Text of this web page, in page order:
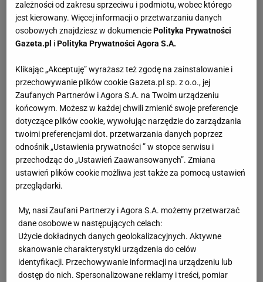
Zobacz wideoDlaczego Iga Świątek nie mogła grać?
"W tenisie są równi i równiejsi"
Trwające od czwartku zawody nie przyciągają do tej
pory tłumów na trybuny. Najlepszy dowód to
wypowiedź Jasmine Paolini, która komentując
zachowanie Nicka Kyrgiosa, który często udziela rad
swoim kolegom, stojąc poza linią boczną,
powiedziała: "To bardzo miłe, ale czasem mówi zbyt
zależności od zakresu sprzeciwu i podmiotu, wobec którego
jest kierowany. Więcej informacji o przetwarzaniu danych
osobowych znajdziesz w dokumenciePolityka Prywatności
Gazeta.pl iPolityka Prywatności Agora S.A.
Klikając „Akceptuję” wyrażasz też zgodę na zainstalowanie i
przechowywanie plików cookie Gazeta.pl sp. z o.o., jej
Zaufanych Partnerów i Agora S.A. na Twoim urządzeniu
końcowym. Możesz w każdej chwili zmienić swoje preferencje
dotyczące plików cookie, wywołując narzędzie do zarządzania
twoimi preferencjami dot. przetwarzania danych poprzez
odnośnik „Ustawienia prywatności ” w stopce serwisu i
przechodząc do „Ustawień Zaawansowanych”. Zmiana
ustawień plików cookie możliwa jest także za pomocą ustawień
przeglądarki.
My, nasi Zaufani Partnerzy i Agora S.A. możemy przetwarzać
dane osobowe w następujących celach:
Użycie dokładnych danych geolokalizacyjnych. Aktywne
skanowanie charakterystyki urządzenia do celów
identyfikacji. Przechowywanie informacji na urządzeniu lub
dostęp do nich. Spersonalizowane reklamy i treści, pomiar